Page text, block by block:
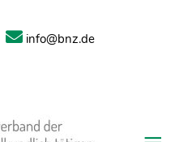
info@bnz.de